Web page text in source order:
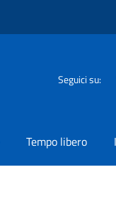
Seguici su:
Tempo libero